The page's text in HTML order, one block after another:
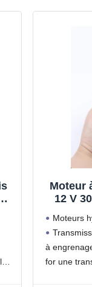
Moteur
12 V
Moteurs
à
for une